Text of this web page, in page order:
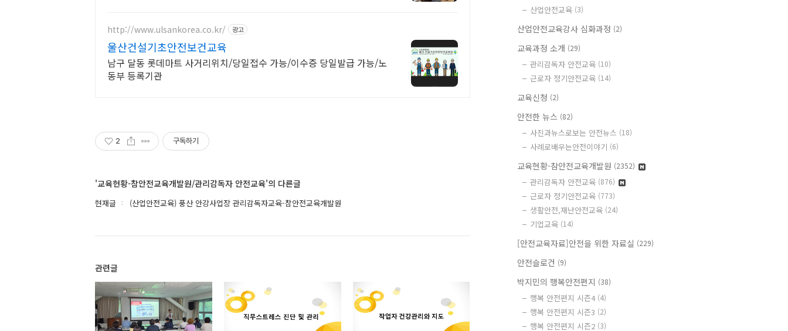
http://www.ulsankorea.co.kr/ 광고
울산건설기초안전보건교육
남구 달동 롯데마트 사거리위치/당일접수 가능/이수증 당일발급 가능/노
동부 등록기관
2 구독하기
'교육현황-참안전교육개발원/관리감독자 안전교육'의 다른글
현재글 (산업안전교육) 풍산 안강사업장 관리감독자교육-참안전교육개발원
관련글
산업안전교육 (3)
산업안전교육강사 심화과정 (2)
교육과정 소개 (29)
관리감독자 안전교육 (10)
근로자 정기안전교육 (14)
교육신청 (2)
안전한 뉴스 (82)
사진과뉴스로보는 안전뉴스 (18)
사례로배우는안전이야기 (6)
교육현황-참안전교육개발원 (2352)
관리감독자 안전교육 (876)
근로자 정기안전교육 (773)
생활안전,재난안전교육 (24)
기업교육 (14)
[안전교육자료]안전을 위한 자료실 (229)
안전슬로건 (9)
박지민의 행복안전편지 (38)
행복 안전편지 시즌4 (4)
행복 안전편지 시즌3 (2)
행복 안전편지 시즌2 (3)